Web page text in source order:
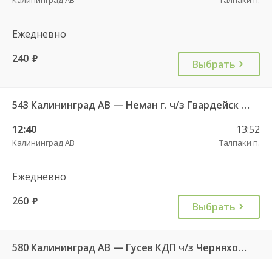
Ежедневно
240 руб. Выбрать
543 Калининград АВ — Неман г. ч/з Гвардейск КДП, Большаково п.
12:40
Калининград АВ
13:52
Талпаки п.
Ежедневно
260 руб. Выбрать
580 Калининград АВ — Гусев КДП ч/з Черняховск АС